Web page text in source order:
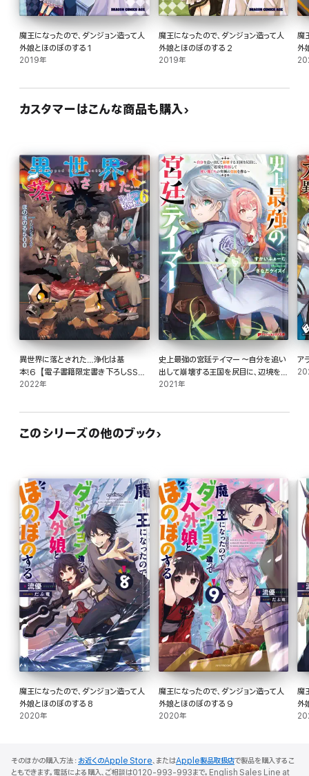
魔王になったので、ダンジョン造って人
外娘とほのぼのする 1
2019年
魔王になったので、ダンジョン造って人
外娘とほのぼのする 2
2019年
魔
外
カスタマーはこんな商品も購入
異世界に落とされた…浄化は基
本!6【電子書籍限定書き下ろしSS付
き】
2022年
史上最強の宮廷テイマー ～自分を追い
出して崩壊する王国を尻目に、辺境を開
拓して使い魔たちの究極の楽園を作る
2021年
ア
このシリーズの他のブック
魔王になったので、ダンジョン造って人
外娘とほのぼのする 8
2020年
魔王になったので、ダンジョン造って人
外娘とほのぼのする 9
2020年
魔
外
そのほかの購入方法： お近くのApple Store、またはApple製品取扱店で製品を購入するこ
ともできます。電話による購入、ご相談は0120-993-993まで。English Sales Line at